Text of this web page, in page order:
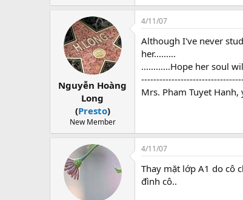
Nguyễn Hoàng
Long
(Presto)
New Member
4/11/07
Although I've never
her.........
............Hope her soul
Mrs. Pham Tuyet
4/11/07
Thay mặt lớp A1 do cô
đình cô..